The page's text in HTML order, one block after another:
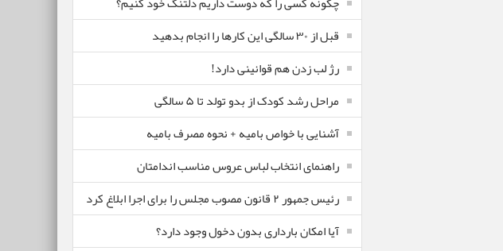
قبل از ۳۰ سالگی این کارها را انجام بدهید
رژ لب زدن هم قوانینی دارد!
مراحل رشد کودک از بدو تولد تا ۵ سالگی
آشنایی با خواص بامیه + نحوه مصرف بامیه
راهنمای انتخاب لباس عروس مناسب اندامتان
رئیس جمهور ۲ قانون مصوب مجلس را برای اجرا ابلاغ کرد
آیا امکان بارداری بدون دخول وجود دارد؟